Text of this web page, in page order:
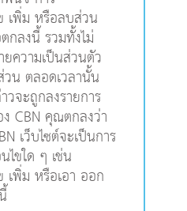
เพิ่ม หรือลบส่วน
กลงนี้ รวมทั้งไม่
ความเป็นส่วนตัว
น ตลอดเวลานั้น
จะถูกลงรายการ
CBN คุณตกลงว่า
เว็บไซต์จะเป็นการ
ไขใด ๆ เช่น
เพิ่ม หรือเอา ออก